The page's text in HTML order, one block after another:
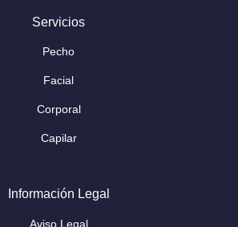
Servicios
Pecho
Facial
Corporal
Capilar
Información Legal
Aviso Legal